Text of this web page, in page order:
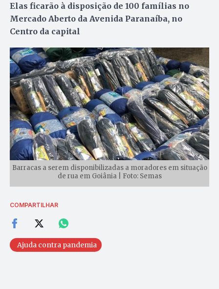
Elas ficarão à disposição de 100 famílias no
Mercado Aberto da Avenida Paranaíba, no
Centro da capital
Barracas a serem disponibilizadas a moradores em situação
de rua em Goiânia | Foto: Semas
COMPARTILHAR
Ajuda contra pandemia